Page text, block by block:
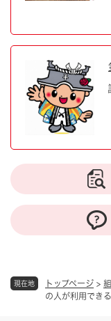
現在地 トップページ >
の人が利用でき